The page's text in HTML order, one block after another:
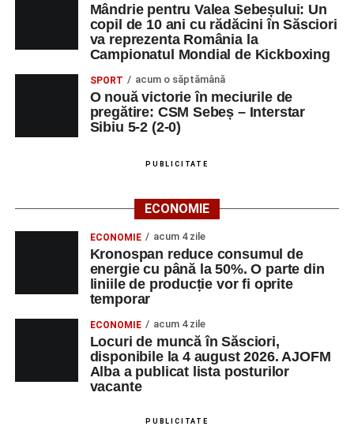
Mândrie pentru Valea Sebeșului: Un
copil de 10 ani cu rădăcini în Săsciori
va reprezenta România la
Campionatul Mondial de Kickboxing
SPORT acum o săptămână
O nouă victorie în meciurile de
pregătire: CSM Sebeș – Interstar
Sibiu 5-2 (2-0)
PUBLICITATE
ECONOMIE
ECONOMIE acum 4 zile
Kronospan reduce consumul de
energie cu până la 50%. O parte din
liniile de producție vor fi oprite
temporar
ECONOMIE acum 4 zile
Locuri de muncă în Săsciori,
disponibile la 4 august 2026. AJOFM
Alba a publicat lista posturilor
vacante
PUBLICITATE